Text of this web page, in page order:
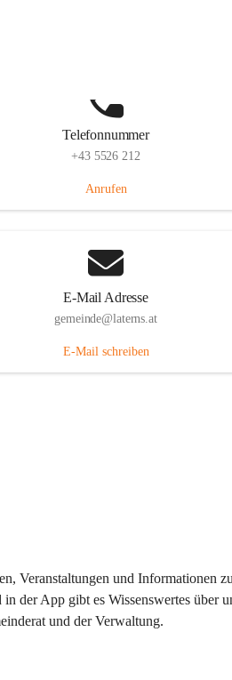
Telefonnummer
+43 5526 212
Anrufen
E-Mail Adresse
gemeinde@laterns.at
E-Mail schreiben
Veranstaltungen und Informationen
der App gibt es Wissenswertes über
und der Verwaltung.